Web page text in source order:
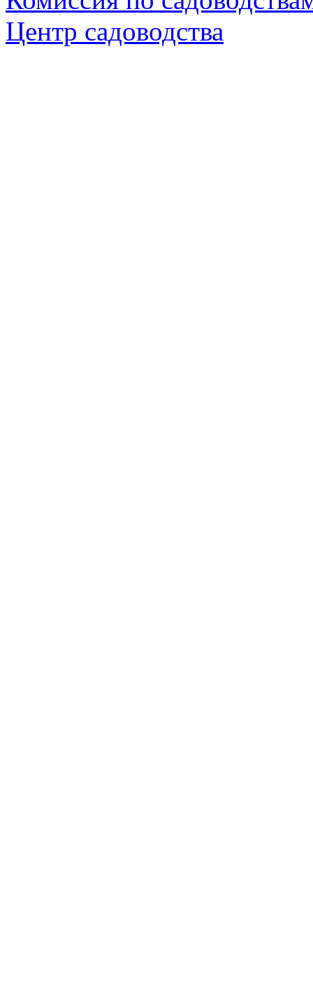
Центр садоводства